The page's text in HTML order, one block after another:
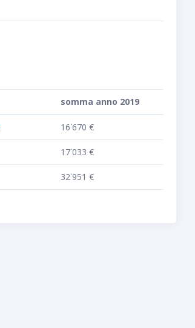
somma anno 2019
16˙670 €
17˙033 €
32˙951 €